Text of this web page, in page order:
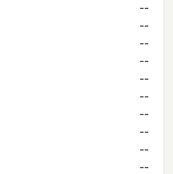
--
--
--
--
--
--
--
--
--
--